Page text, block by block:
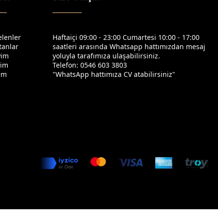
Haftaiçi 09:00 - 23:00 Cumartesi 10:00 - 17:00
saatleri arasında Whatsapp hattımızdan mesaj
yoluyla tarafımıza ulaşabilirsiniz.
Telefon: 0546 603 3803
"WhatsApp hattımıza CV atabilirsiniz"